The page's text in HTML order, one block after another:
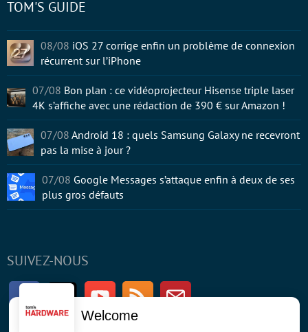
SUIVEZ-NOUS
FacebookTwitter Youtube RSS Newsletter
TOM'S GUIDE
08/08 iOS 27 corrige enfin un problème de connexion
récurrent sur l’iPhone
07/08 Bon plan : ce vidéoprojecteur Hisense triple laser
4K s’affiche avec une rédaction de 390 € sur Amazon !
07/08 Android 18 : quels Samsung Galaxy ne recevront
pas la mise à jour ?
07/08 Google Messages s’attaque enfin à deux de ses
plus gros défauts
Welcome